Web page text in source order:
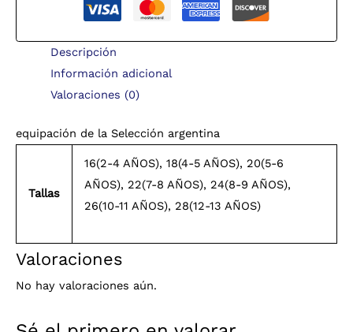
Descripción
Información adicional
Valoraciones (0)
equipación de la Selección argentina
Tallas
16(2-4 AÑOS), 18(4-5 AÑOS), 20(5-6
AÑOS), 22(7-8 AÑOS), 24(8-9 AÑOS),
26(10-11 AÑOS), 28(12-13 AÑOS)
Valoraciones
No hay valoraciones aún.